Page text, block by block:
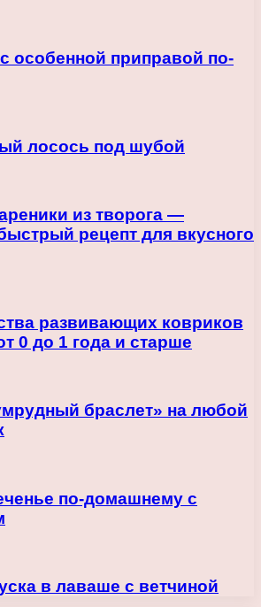
особенной приправой по-
лосось под шубой
из творога —
рецепт для вкусного
развивающих ковриков
0 до 1 года и старше
браслет» на любой
по-домашнему с
в лаваше с ветчиной